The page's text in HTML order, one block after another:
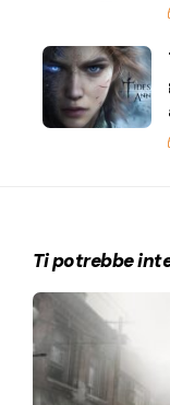
Ti potrebbe